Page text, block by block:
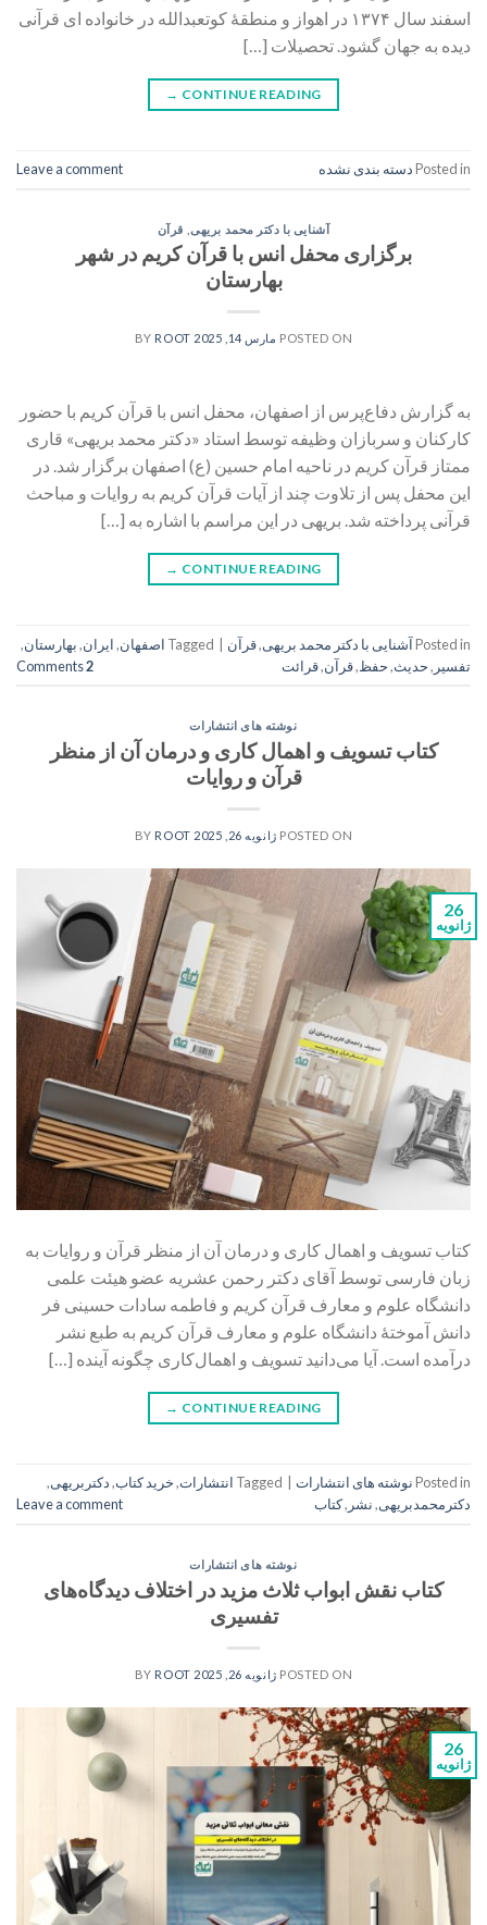
اسفند سال ۱۳۷۴ در اهواز و منطقۀ کوتعبدالله در خانواده ای قرآنی
دیده به جهان گشود. تحصیلات […]
CONTINUE READING
→
Posted inدسته بندی نشده Leave a comment
آشنایی با دکتر محمد بریهی, قرآن
برگزاری محفل انس با قرآن کریم در شهر
بهارستان
POSTED ON مارس 14, 2025 ROOT
به گزارش دفاع‌پرس از اصفهان، محفل انس با قرآن کریم با حضور
کارکنان و سربازان وظیفه توسط استاد «دکتر محمد بریهی» قاری
ممتاز قرآن کریم در ناحیه امام حسین (ع) اصفهان برگزار شد. در
این محفل پس از تلاوت چند از آیات قرآن کریم به روایات و مباحث
قرآنی پرداخته شد. بریهی در این مراسم با اشاره به […]
CONTINUE READING
→
Posted inآشنایی با دکتر محمد بریهی,قرآن Tagged اصفهان,ایران,بهارستان,
تفسیر ,حدیث,حفظ,قرآن,قرائت 2
نوشته های انتشارات
کتاب تسویف و اهمال کاری و درمان آن از منظر
قرآن و روایات
POSTED ON ژانویه 26, 2025 ROOT
26
ژانویه
کتاب تسویف و اهمال کاری و درمان آن از منظر قرآن و روایات به
زبان فارسی توسط آقای دکتر رحمن عشریه عضو هیئت علمی
دانشگاه علوم و معارف قرآن کریم و فاطمه سادات حسینی فر
دانش آموختۀ دانشگاه علوم و معارف قرآن کریم به طبع نشر
درآمده است. آیا می‌دانید تسويف و اهمال‌کاری چگونه آینده […]
CONTINUE READING
→
Posted inنوشته های انتشارات Tagged انتشارات,خرید کتاب,دکتربریهی,
دکترمحمدبریهی,نشر ,کتاب Leave a comment
نوشته های انتشارات
کتاب نقش ابواب ثلاث مزید در اختلاف دیدگاه‌های
تفسیری
POSTED ON ژانویه 26, 2025 ROOT
26
ژانویه